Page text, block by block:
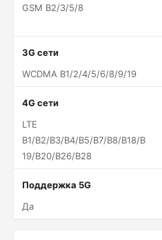
GSM B2/3/5/8
3G сети
WCDMA B1/2/4/5/6/8/9/19
4G сети
LTE
B1/B2/B3/B4/B5/B7/B8/B18/B
19/B20/B26/B28
Поддержка 5G
Да